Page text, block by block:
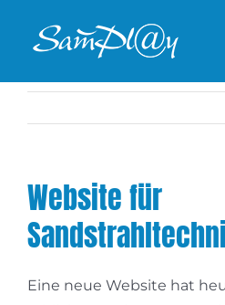
Inhalt
Website für
Eine neue Website hat